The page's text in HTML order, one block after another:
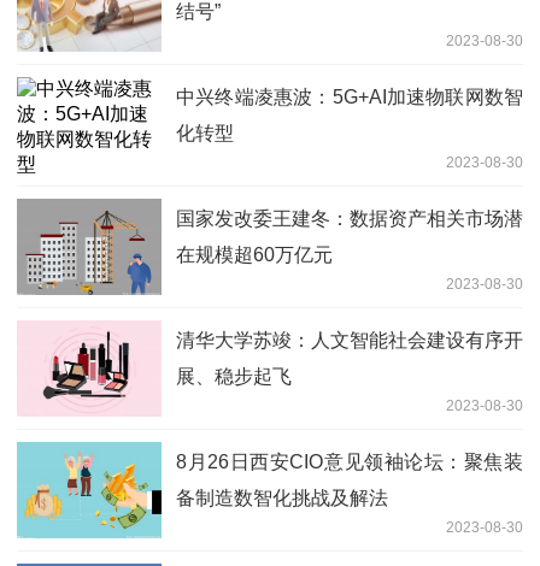
结号”
2023-08-30
中兴终端凌惠波：5G+AI加速物联网数智
化转型
2023-08-30
国家发改委王建冬：数据资产相关市场潜
在规模超60万亿元
2023-08-30
清华大学苏竣：人文智能社会建设有序开
展、稳步起飞
2023-08-30
8月26日西安CIO意见领袖论坛：聚焦装
备制造数智化挑战及解法
2023-08-30